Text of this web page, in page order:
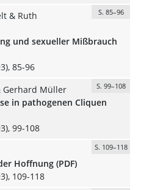
& Ruth
S. 85–96
und sexueller Mißbrauch
85-96
Gerhard Müller
S. 99–108
in pathogenen Cliquen
99-108
S. 109–118
Hoffnung (PDF)
109-118